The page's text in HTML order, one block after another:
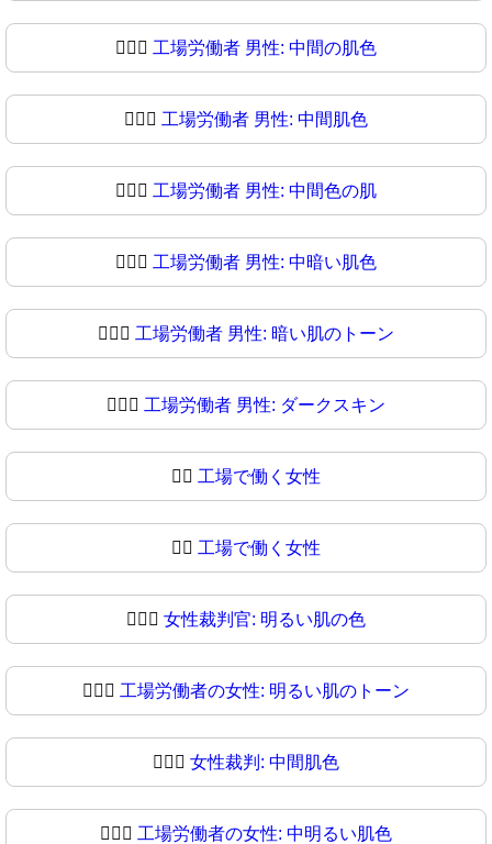
👨🏽‍⚖️ 工場労働者 男性: 中間の肌色
👨🏽‍⚖ 工場労働者 男性: 中間肌色
👨🏾‍⚖️ 工場労働者 男性: 中間色の肌
👨🏾‍⚖ 工場労働者 男性: 中暗い肌色
👨🏿‍⚖️ 工場労働者 男性: 暗い肌のトーン
👨🏿‍⚖ 工場労働者 男性: ダークスキン
👩‍⚖️ 工場で働く女性
👩‍⚖ 工場で働く女性
👩🏻‍⚖️ 女性裁判官: 明るい肌の色
👩🏻‍⚖ 工場労働者の女性: 明るい肌のトーン
👩🏼‍⚖️ 女性裁判: 中間肌色
👩🏼‍⚖ 工場労働者の女性: 中明るい肌色